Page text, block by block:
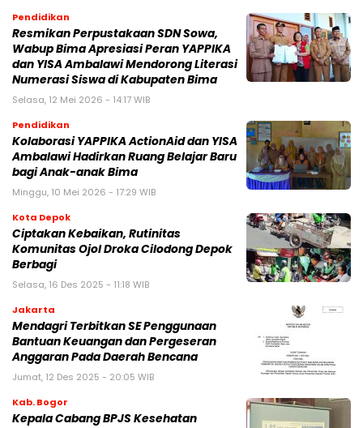
Pendidikan
Resmikan Perpustakaan SDN Sowa,
Wabup Bima Apresiasi Peran YAPPIKA
dan YISA Ambalawi Mendorong Literasi
Numerasi Siswa di Kabupaten Bima
Selasa, 12 Mei 2026 - 14:17 WIB
Pendidikan
Kolaborasi YAPPIKA ActionAid dan YISA
Ambalawi Hadirkan Ruang Belajar Baru
bagi Anak-anak Bima
Minggu, 10 Mei 2026 - 17:29 WIB
Kota Depok
Ciptakan Kebaikan, Rutinitas
Komunitas Ojol Droka Cilodong Depok
Berbagi
Selasa, 16 Des 2025 - 11:18 WIB
Jakarta
Mendagri Terbitkan SE Penggunaan
Bantuan Keuangan dan Pergeseran
Anggaran Pada Daerah Bencana
Jumat, 12 Des 2025 - 20:05 WIB
Kab. Bogor
Kepala Cabang BPJS Kesehatan